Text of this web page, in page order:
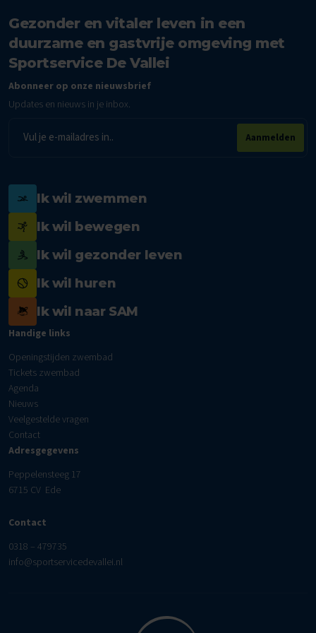
Gezonder en vitaler leven in een
duurzame en gastvrije omgeving met
Sportservice De Vallei
Abonneer op onze nieuwsbrief
Updates en nieuws in je inbox.
mailadres
Aanmelden
Ik wil zwemmen
Ik wil bewegen
Ik wil gezonder leven
Ik wil huren
Ik wil naar SAM
Handige links
Openingstijden zwembad
Tickets zwembad
Agenda
Nieuws
Veelgestelde vragen
Contact
Adresgegevens
Peppelensteeg 17
6715 CV Ede
Contact
0318 – 479735
info@sportservicedevallei.nl